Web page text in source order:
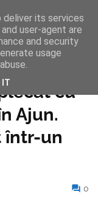
cu
Ajun.
într-un
0
its services
user-agent are
and security
usage
IT